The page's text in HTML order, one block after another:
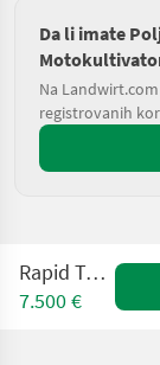
Da li imate
Na
registrovanih
Rapid Twister
7.500 €